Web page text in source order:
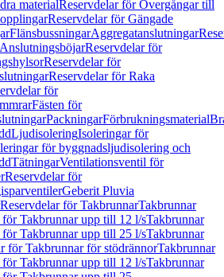
materialReservdelar för Övergångar till
Reservdelar för Gängade
FlänsbussningarAggregatanslutningar
AnslutningsböjarReservdelar för
Reservdelar för
Reservdelar för Raka
för
Fästen för
PackningarFörbrukningsmaterial
LjudisoleringIsoleringar för
för byggnadsljudisolering och
TätningarVentilationsventil för
Reservdelar för
Geberit Pluvia
Reservdelar för TakbrunnarTakbrunnar
för Takbrunnar upp till 12 l/sTakbrunnar
för Takbrunnar upp till 25 l/sTakbrunnar
för Takbrunnar för stödrännorTakbrunnar
för Takbrunnar upp till 12 l/sTakbrunnar